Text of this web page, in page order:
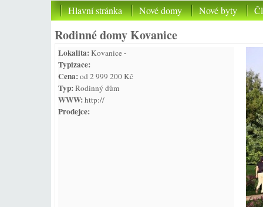
Hlavní stránka Nové domy Nové byty
Rodinné domy Kovanice
Lokalita:Kovanice -
Typizace:
Cena:od 2 999 200 Kč
Typ:Rodinný dům
WWW:http://
Prodejce: